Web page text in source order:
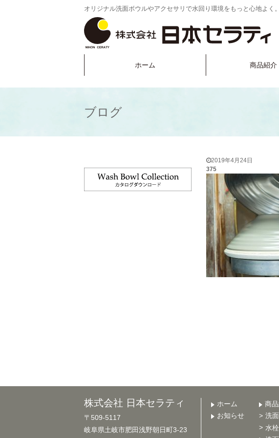
オリジナル洗面ボウルやアクセサリで水回り環境をもっと心地よく。
ホーム 商品紹介
ブログ
2019年4月24日
375
株式会社 日本セラティ
〒509-5117
岐阜県土岐市肥田浅野朝日町3-23
ホーム
お知らせ
商
洗
水